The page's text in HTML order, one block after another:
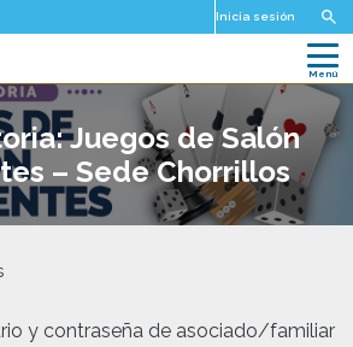
Inicia sesión
Juegos de Salón
– Sede Chorrillos
y contraseña de asociado/familiar